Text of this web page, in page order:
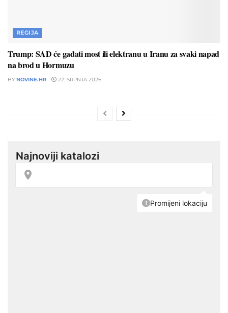
REGIJA
Trump: SAD će gađati most ili elektranu u Iranu za svaki napad
na brod u Hormuzu
BY NOVINE.HR 22. SRPNJA 2026.